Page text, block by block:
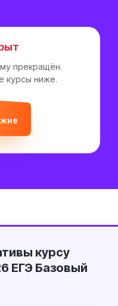
прекращён.
курсы ниже.
курсу
ЕГЭ Базовый